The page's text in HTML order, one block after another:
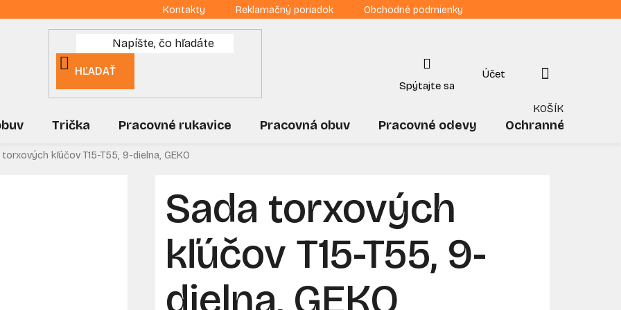
Kontakty Reklamačný poriadok Obchodné podmienky
HĽADAŤ
NÁKUPNÝ
KOŠÍK
Trička Pracovné rukavice Pracovná obuv Pracovné odevy Ochranné
torxových kľúčov T15-T55, 9-dielna, GEKO
Sada torxových
kľúčov T15-T55, 9-
dielna, GEKO